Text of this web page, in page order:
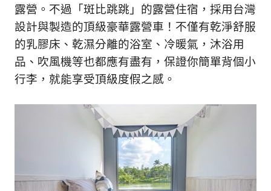
露營。不過「斑比跳跳」的露營住宿，採用台灣
設計與製造的頂級豪華露營車！不僅有乾淨舒服
的乳膠床、乾濕分離的浴室、冷暖氣，沐浴用
品、吹風機等也都應有盡有，保證你簡單背個小
行李，就能享受頂級度假之感。